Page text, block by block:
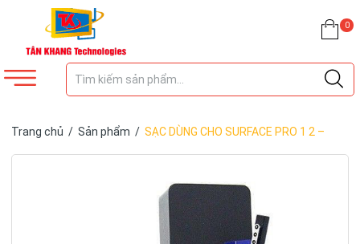
0
Trang chủ / Sản phẩm / SẠC DÙNG CHO SURFACE PRO 1 2 –